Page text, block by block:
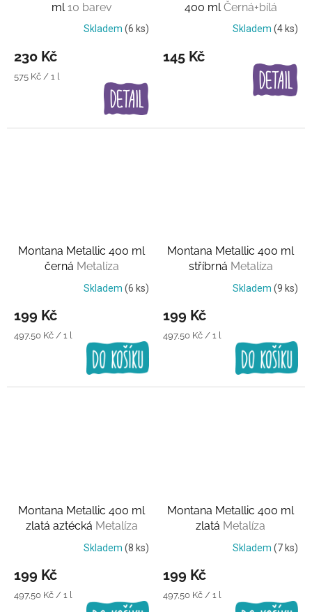
ml 10 barev
Skladem (6 ks)
230 Kč
Měrná
575 Kč / 1 l
400 ml Černá+bílá
Skladem (4 ks)
145 Kč
Montana Metallic 400 ml
černá Metalíza
Skladem (6 ks)
199 Kč
Měrná
497,50 Kč / 1 l
Montana Metallic 400 ml
stříbrná Metalíza
Skladem (9 ks)
199 Kč
Měrná
497,50 Kč / 1 l
Montana Metallic 400 ml
zlatá aztécká Metalíza
Skladem (8 ks)
199 Kč
Měrná
497,50 Kč / 1 l
Montana Metallic 400 ml
zlatá Metalíza
Skladem (7 ks)
199 Kč
Měrná
497,50 Kč / 1 l